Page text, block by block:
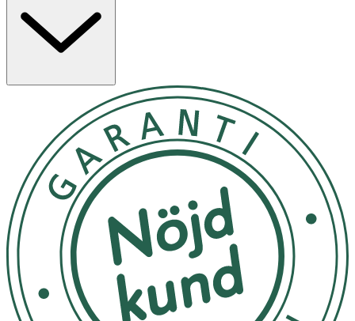
alkohol och konstgjorda färgämnen och har en
uppfriskande fräsch och mild mintsmak.
Egenskaper
- Bidrar till att motverka dålig andedräkt i upp till 12
- Mild och fräsch mintsmak
- Utan alkohol och konstgjorda färgämnen
- Utvecklad i samarbete med tandläkare
*Vid användning enligt instruktion.
Användning
- Borsta tänderna och använd tandtråd före användning.
- Mät upp 1 kork med munskölj och skölj hela munnen i 1